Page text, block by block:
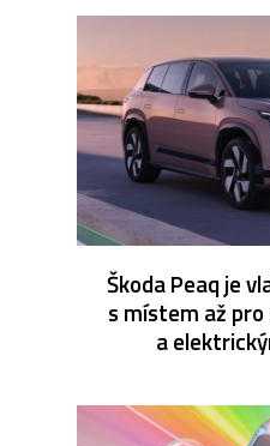
Škoda Peaq je
s místem až
a